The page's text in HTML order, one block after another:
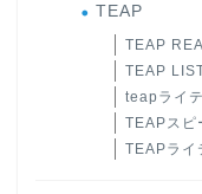
TEAP
TEAP
TEAP
teapライ
TEAPスピ
TEAPライ